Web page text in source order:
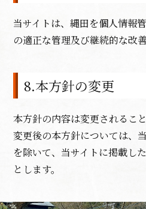
当サイトは、縄田を個人情報
の適正な管理及び継続的な改
8.本方針の変更
本方針の内容は変更されること
変更後の本方針については、
を除いて、当サイトに掲載し
とします。